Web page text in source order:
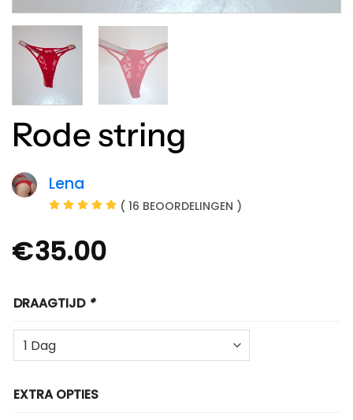
Rode string
Lena
( 16 BEOORDELINGEN )
€35.00
DRAAGTIJD *
EXTRA OPTIES